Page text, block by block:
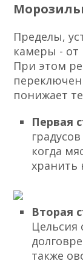
Пределы,
камеры - от
При этом
понижает
Первая
когда
хранить
Вторая
Цельсия
также